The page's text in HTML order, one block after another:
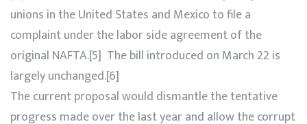
unions in the United States and Mexico to file a
complaint under the labor side agreement of the
original NAFTA.[5] The bill introduced on March 22 is
largely unchanged.[6]
The current proposal would dismantle the tentative
progress made over the last year and allow the corrupt